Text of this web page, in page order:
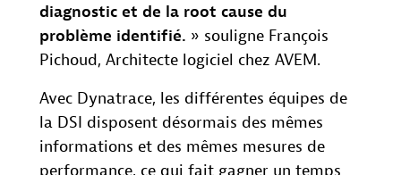
diagnostic et de la root cause du
problème identifié. » souligne François
Pichoud, Architecte logiciel chez AVEM.
Avec Dynatrace, les différentes équipes de
la DSI disposent désormais des mêmes
informations et des mêmes mesures de
performance, ce qui fait gagner un temps